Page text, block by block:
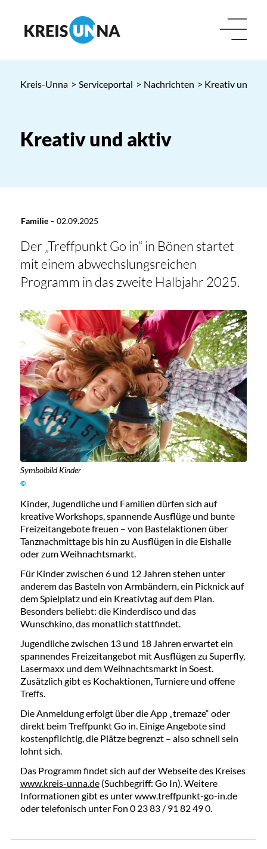
Kreis-Unna > Serviceportal > Nachrichten > Kreativ und
Kreativ und aktiv
Familie– 02.09.2025
Der „Treffpunkt Go in“ in Bönen startet
mit einem abwechslungsreichen
Programm in das zweite Halbjahr 2025.
Symbolbild Kinder
©
Kinder, Jugendliche und Familien dürfen sich auf
kreative Workshops, spannende Ausflüge und bunte
Freizeitangebote freuen – von Bastelaktionen über
Tanznachmittage bis hin zu Ausflügen in die Eishalle
oder zum Weihnachtsmarkt.
Für Kinder zwischen 6 und 12 Jahren stehen unter
anderem das Basteln von Armbändern, ein Picknick auf
dem Spielplatz und ein Kreativtag auf dem Plan.
Besonders beliebt: die Kinderdisco und das
Wunschkino, das monatlich stattfindet.
Jugendliche zwischen 13 und 18 Jahren erwartet ein
spannendes Freizeitangebot mit Ausflügen zu Superfly,
Lasermaxx und dem Weihnachtsmarkt in Soest.
Zusätzlich gibt es Kochaktionen, Turniere und offene
Treffs.
Die Anmeldung erfolgt über die App „tremaze“ oder
direkt beim Treffpunkt Go in. Einige Angebote sind
kostenpflichtig, die Plätze begrenzt – also schnell sein
lohnt sich.
Das Programm findet sich auf der Webseite des Kreises
www.kreis-unna.de(Suchbegriff: Go In). Weitere
Informationen gibt es unter www.treffpunkt-go-in.de
oder telefonisch unter Fon 0 23 83 / 91 82 49 0.